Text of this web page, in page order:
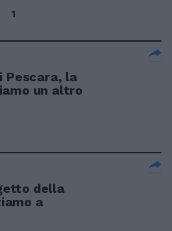
1
Pescara, la
un altro
della
a